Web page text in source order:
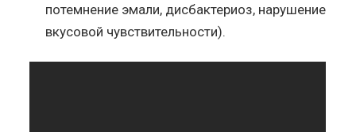
потемнение эмали, дисбактериоз, нарушение
вкусовой чувствительности).